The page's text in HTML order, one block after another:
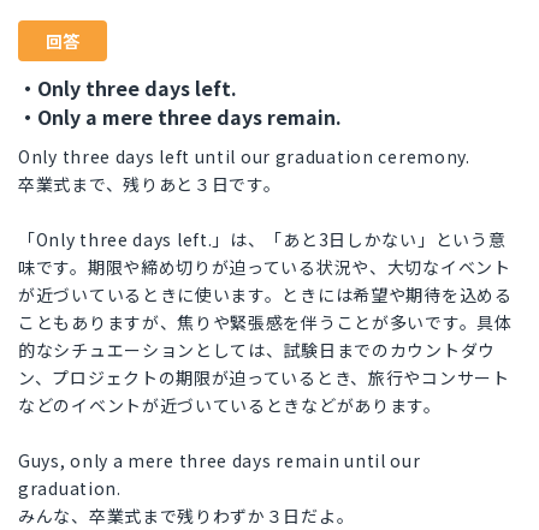
回答
・Only three days left.
・Only a mere three days remain.
Only three days left until our graduation ceremony.
卒業式まで、残りあと３日です。
「Only three days left.」は、「あと3日しかない」という意
味です。期限や締め切りが迫っている状況や、大切なイベント
が近づいているときに使います。ときには希望や期待を込める
こともありますが、焦りや緊張感を伴うことが多いです。具体
的なシチュエーションとしては、試験日までのカウントダウ
ン、プロジェクトの期限が迫っているとき、旅行やコンサート
などのイベントが近づいているときなどがあります。
Guys, only a mere three days remain until our
graduation.
みんな、卒業式まで残りわずか３日だよ。